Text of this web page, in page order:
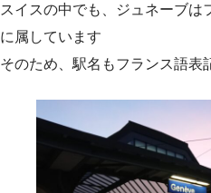
スイスの中でも、ジュネーブは
に属しています
そのため、駅名もフランス語表